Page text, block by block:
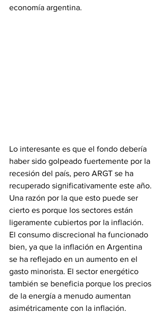
economía argentina.
Lo interesante es que el fondo debería
haber sido golpeado fuertemente por la
recesión del país, pero ARGT se ha
recuperado significativamente este año.
Una razón por la que esto puede ser
cierto es porque los sectores están
ligeramente cubiertos por la inflación.
El consumo discrecional ha funcionado
bien, ya que la inflación en Argentina
se ha reflejado en un aumento en el
gasto minorista. El sector energético
también se beneficia porque los precios
de la energía a menudo aumentan
asimétricamente con la inflación.